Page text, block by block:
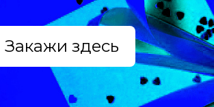
Закажи здесь